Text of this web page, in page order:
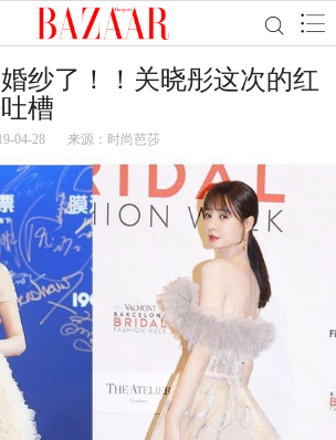
纱了！！关晓彤这次的红
槽
04-28 来源：时尚芭莎